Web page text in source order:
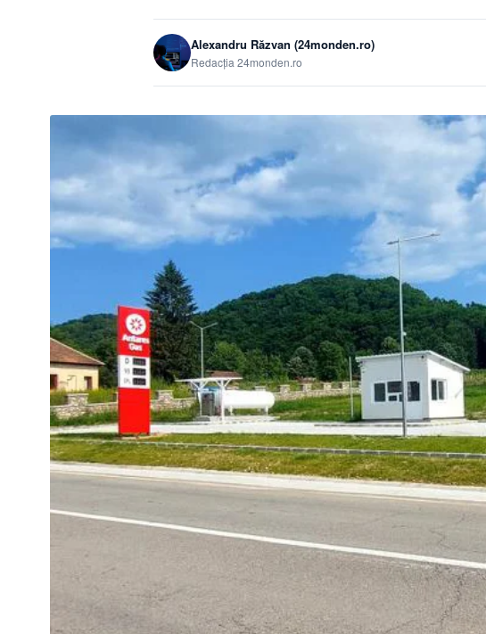
Alexandru Răzvan (24monden.ro)
Redacția 24monden.ro